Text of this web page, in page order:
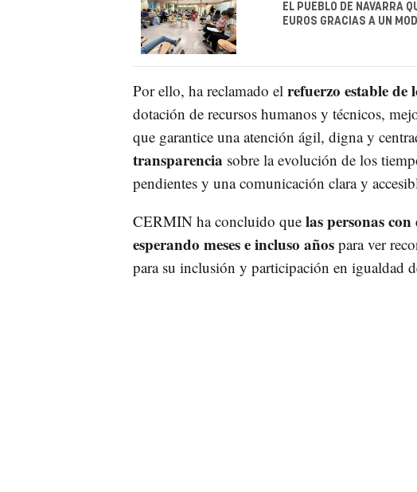
EL PUEBLO DE NAVARRA
EUROS GRACIAS A UN
Por ello, ha reclamado el refuerzo estable de
dotación de recursos humanos y técnicos,
que garantice una atención ágil, digna y
transparencia sobre la evolución de los
pendientes y una comunicación clara y
CERMIN ha concluido que las personas
esperando meses e incluso añospara ver
para su inclusión y participación en igualdad